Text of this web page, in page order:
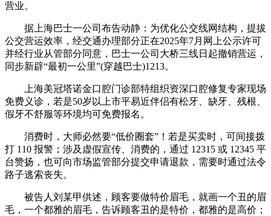
营业。
据上海巴士一公司布告动静：为优化公交线网结构，提拔
公交营运效率，经交通办理部分正在2025年7月网上公示许可
并经行业从管部分同意，巴士一公司大桥三线日起撤销营运，
同步新辟“最初一公里”(穿越巴士)1213。
上海美冠塔诺金口腔门诊部特组织资深口腔修复专家现场
免费义诊，若是50岁以上市平易近伴侣有松牙、缺牙、残根、
假牙不舒服等环境均可免费报名。
消费时，大师必然要“低价圈套”！若是买卖时，可间接拨
打 110 报警；涉及虚假宣传、消费的，通过 12315 或 12345 平
台赞扬，也可向市场监管部分提交申请退款，需要时通过法令
路子逃索丧失。
被告人刘某甲供述，顾客要做特价眉毛，就画一个丑的眉
毛，一个都雅的眉毛，告诉顾客丑的是特价，都雅的是高价；